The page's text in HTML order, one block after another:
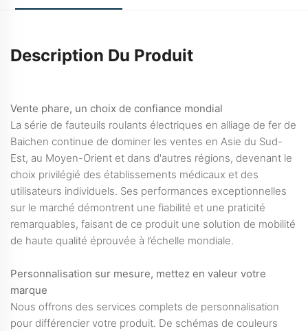
Description Du Produit
Vente phare, un choix de confiance mondial
La série de fauteuils roulants électriques en alliage de fer de
Baichen continue de dominer les ventes en Asie du Sud-
Est, au Moyen-Orient et dans d'autres régions, devenant le
choix privilégié des établissements médicaux et des
utilisateurs individuels. Ses performances exceptionnelles
sur le marché démontrent une fiabilité et une praticité
remarquables, faisant de ce produit une solution de mobilité
de haute qualité éprouvée à l’échelle mondiale.
Personnalisation sur mesure, mettez en valeur votre
marque
Nous offrons des services complets de personnalisation
pour différencier votre produit. De schémas de couleurs